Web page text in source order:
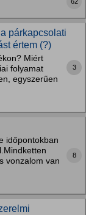
párkapcsolati
értem (?)
Miért
folyamat
egyszerűen
3
időpontokban
vonzalom van
8